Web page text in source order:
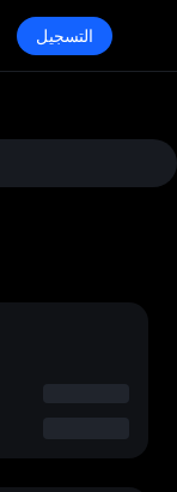
التسجيل